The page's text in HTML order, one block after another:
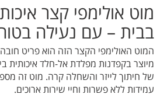
מוט אולימפי קצר
בבית – עם נעילה
המוט האולימפי הקצר הזה הוא פריט
מיוצר בקפדנות מפלדת אל-חלד איכותית
של חיתוך לייזר והשחלה קרה. מוט זה
עמידות ללא פשרות וחיי שירות ארוכים.